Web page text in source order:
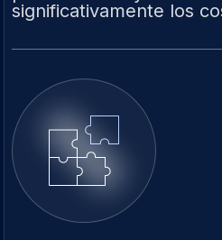
significativamente los